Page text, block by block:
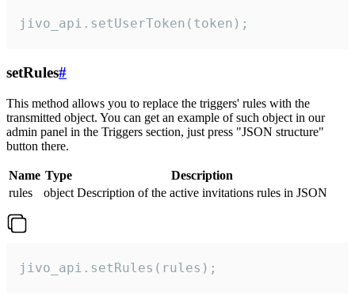
jivo_api.setUserToken(token);
setRules#
This method allows you to replace the triggers' rules with the
transmitted object. You can get an example of such object in our
admin panel in the Triggers section, just press "JSON structure"
button there.
Name Type
Description
rules
object Description of the active invitations rules in JSON
jivo_api.setRules(rules);